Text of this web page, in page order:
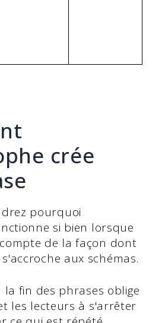
crée
pourquoi
si bien lorsque
de la façon dont
aux schémas.
la fin des phrases oblige
les lecteurs à s'arrêter